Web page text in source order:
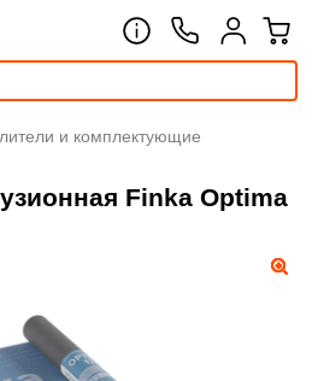
и комплектующие
Finka Optima